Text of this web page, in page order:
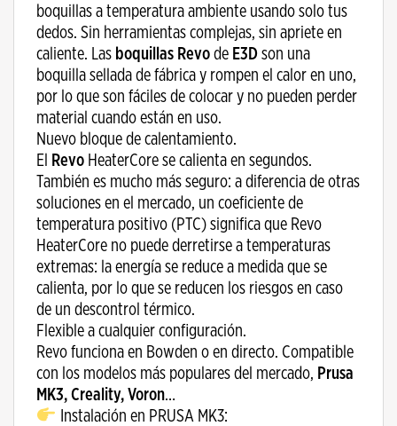
boquillas a temperatura ambiente usando solo tus
dedos. Sin herramientas complejas, sin apriete en
caliente. Las boquillas Revo de E3D son una
boquilla sellada de fábrica y rompen el calor en uno,
por lo que son fáciles de colocar y no pueden perder
material cuando están en uso.
Nuevo bloque de calentamiento.
El Revo HeaterCore se calienta en segundos.
También es mucho más seguro: a diferencia de otras
soluciones en el mercado, un coeficiente de
temperatura positivo (PTC) significa que Revo
HeaterCore no puede derretirse a temperaturas
extremas: la energía se reduce a medida que se
calienta, por lo que se reducen los riesgos en caso
de un descontrol térmico.
Flexible a cualquier configuración.
Revo funciona en Bowden o en directo. Compatible
con los modelos más populares del mercado, Prusa
MK3, Creality, Voron…
Instalación en PRUSA MK3: